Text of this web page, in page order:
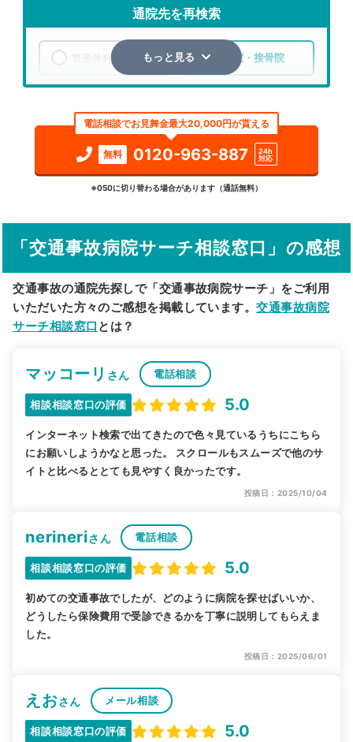
通院先を再検索
整形外科 整骨院・接骨院
検索する
詳細条件で絞り込む
駅から探す 院名から探す
もっと見る
電話相談でお見舞金最大20,000円が貰える
無料 0120-963-887
24h
対応
※050に切り替わる場合があります（通話無料）
「交通事故病院サーチ相談窓口」の感想
交通事故の通院先探しで「交通事故病院サーチ」をご利用
いただいた方々のご感想を掲載しています。交通事故病院
サーチ相談窓口 とは？
マッコーリ さん 電話相談
相談相談窓口の評価 5.0
インターネット検索で出てきたので色々見ているうちにこちら
にお願いしようかなと思った。 スクロールもスムーズで他のサ
イトと比べるととても見やすく良かったです。
投稿日：2025/10/04
nerineriさん 電話相談
相談相談窓口の評価 5.0
初めての交通事故でしたが、どのように病院を探せばいいか、
どうしたら保険費用で受診できるかを丁寧に説明してもらえま
した。
投稿日：2025/06/01
えおさん メール相談
相談相談窓口の評価 5.0